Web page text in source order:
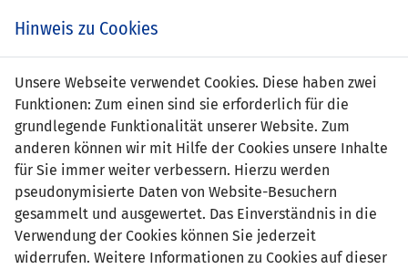
Vito Catroppa
Position:
Geburtsdatum: 31. Juli 2012
Anzahl Spiele: 0
Hinweis zu Cookies
Unsere Webseite verwendet Cookies. Diese haben zwei
Funktionen: Zum einen sind sie erforderlich für die
grundlegende Funktionalität unserer Website. Zum
anderen können wir mit Hilfe der Cookies unsere Inhalte
für Sie immer weiter verbessern. Hierzu werden
pseudonymisierte Daten von Website-Besuchern
gesammelt und ausgewertet. Das Einverständnis in die
Verwendung der Cookies können Sie jederzeit
widerrufen. Weitere Informationen zu Cookies auf dieser